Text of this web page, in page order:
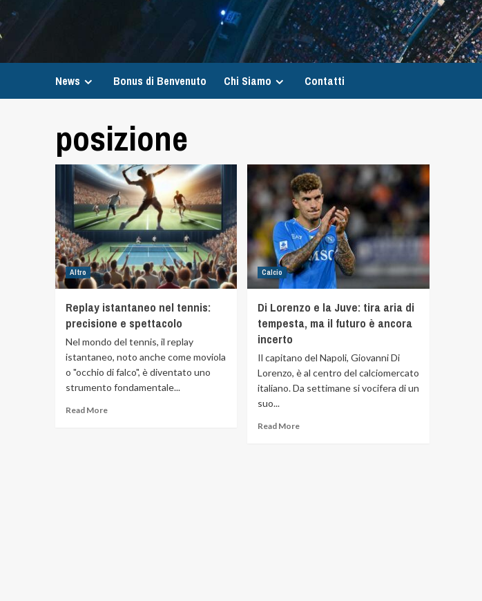
News Bonus di Benvenuto Chi Siamo Contatti
posizione
Altro
Replay istantaneo nel tennis:
precisione e spettacolo
Nel mondo del tennis, il replay
istantaneo, noto anche come moviola
o "occhio di falco", è diventato uno
strumento fondamentale...
Read More
Calcio
Di Lorenzo e la Juve: tira aria di
tempesta, ma il futuro è ancora
incerto
Il capitano del Napoli, Giovanni Di
Lorenzo, è al centro del calciomercato
italiano. Da settimane si vocifera di un
suo...
Read More